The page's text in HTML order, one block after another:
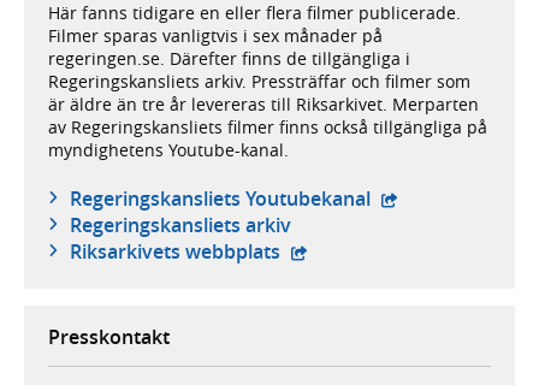
Här fanns tidigare en eller flera filmer publicerade.
Filmer sparas vanligtvis i sex månader på
regeringen.se. Därefter finns de tillgängliga i
Regeringskansliets arkiv. Pressträffar och filmer som
är äldre än tre år levereras till Riksarkivet. Merparten
av Regeringskansliets filmer finns också tillgängliga på
myndighetens Youtube-kanal.
Regeringskansliets Youtubekanal - extern
Regeringskansliets arkiv
Riksarkivets webbplats - extern webbplats,
Presskontakt